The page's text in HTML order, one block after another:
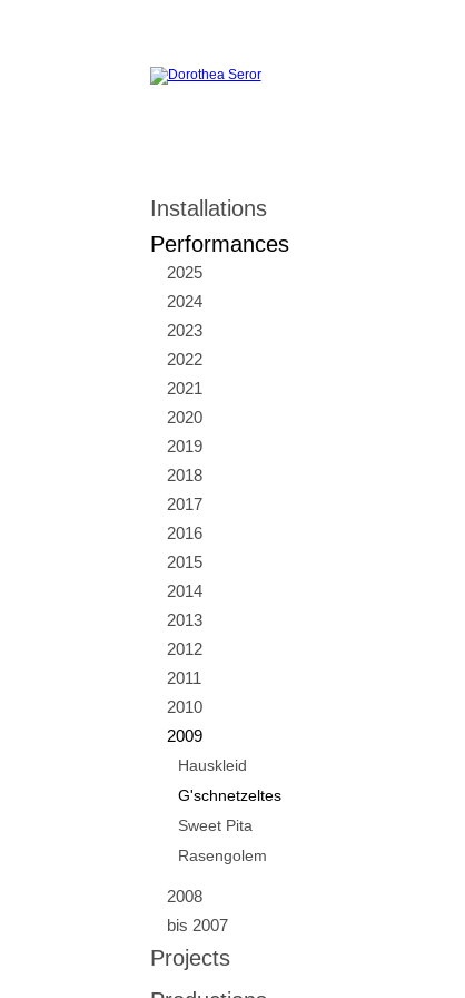
Installations
Performances
2025
2024
2023
2022
2021
2020
2019
2018
2017
2016
2015
2014
2013
2012
2011
2010
2009
Hauskleid
G'schnetzeltes
Sweet Pita
Rasengolem
2008
bis 2007
Projects